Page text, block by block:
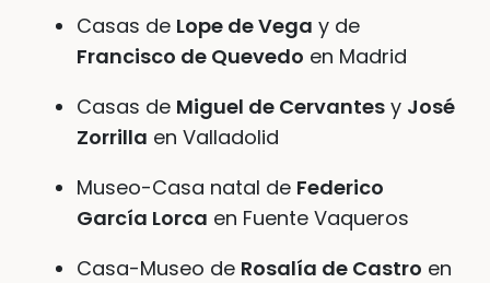
Casas de Lope de Vega y de
Francisco de Quevedo en Madrid
Casas de Miguel de Cervantes y José
Zorrilla en Valladolid
Museo-Casa natal de Federico
García Lorca en Fuente Vaqueros
Casa-Museo de Rosalía de Castro en